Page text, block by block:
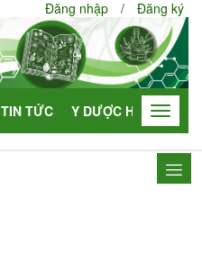
Đăng nhập / Đăng ký
TIN TỨC Y DƯỢC HỌC Toggle